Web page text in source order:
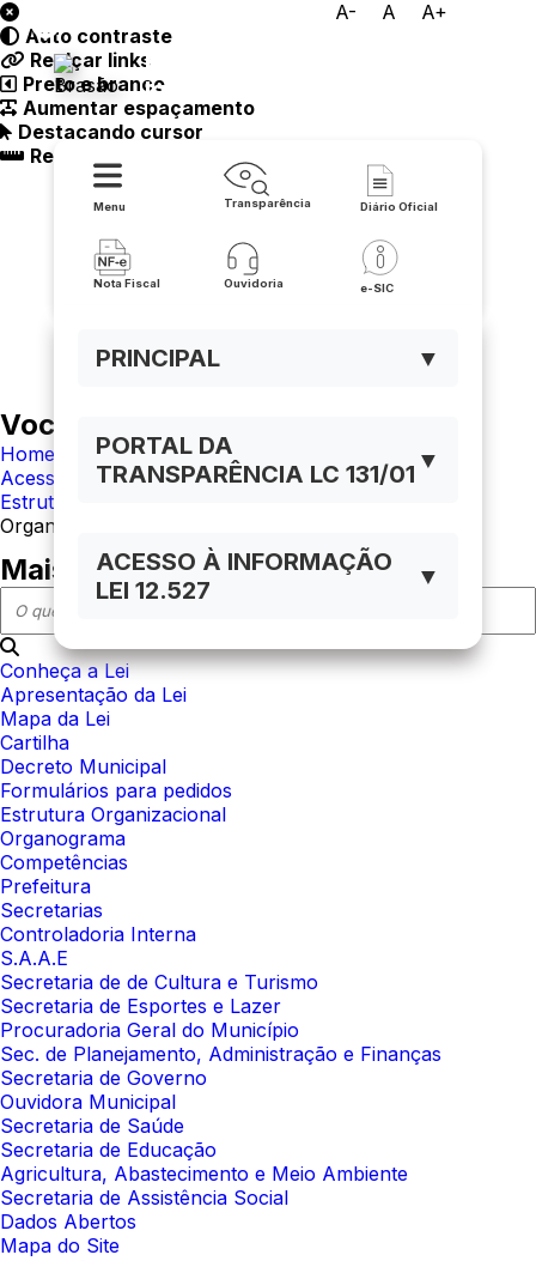
A- A A+
Prefeitura Municipal de
Igaporã
Menu Transparência Diário Oficial
Nota Fiscal Ouvidoria e-SIC
PRINCIPAL ▼
PORTAL DA
TRANSPARÊNCIA LC 131/01 ▼
ACESSO À INFORMAÇÃO
LEI 12.527
▼
Auto contraste
Realçar links
Preto e branco
Aumentar espaçamento
Destacando cursor
Regua guia
Você está navegando em:
Home
Acesso à Informação
Estrutura Organizacional
Organograma
Mais em acesso à informação
Conheça a Lei
Apresentação da Lei
Mapa da Lei
Cartilha
Decreto Municipal
Formulários para pedidos
Estrutura Organizacional
Organograma
Competências
Prefeitura
Secretarias
Controladoria Interna
S.A.A.E
Secretaria de de Cultura e Turismo
Secretaria de Esportes e Lazer
Procuradoria Geral do Município
Sec. de Planejamento, Administração e Finanças
Secretaria de Governo
Ouvidora Municipal
Secretaria de Saúde
Secretaria de Educação
Agricultura, Abastecimento e Meio Ambiente
Secretaria de Assistência Social
Dados Abertos
Mapa do Site